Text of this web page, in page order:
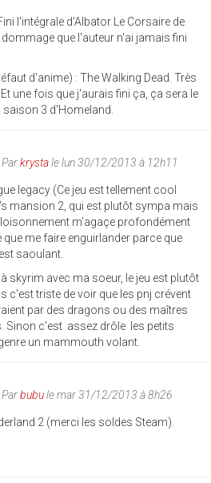
l'intégrale d'Albator Le Corsaire de
dommage que l'auteur n'ai jamais fini
d'anime) : The Walking Dead. Très
une fois que j'aurais fini ça, ça sera le
saison 3 d'Homeland.
Parkrystale lun 30/12/2013 à 12h11
legacy (Ce jeu est tellement cool
mansion 2, qui est plutôt sympa mais
m'agaçe profondément
que me faire enguirlander parce que
saoulant.
à skyrim avec ma soeur, le jeu est plutôt
c'est triste de voir que les pnj crévent
par des dragons ou des maîtres
Sinon c'est assez drôle les petits
un mammouth volant.
Parbubule mar 31/12/2013 à 8h26
2 (merci les soldes Steam).